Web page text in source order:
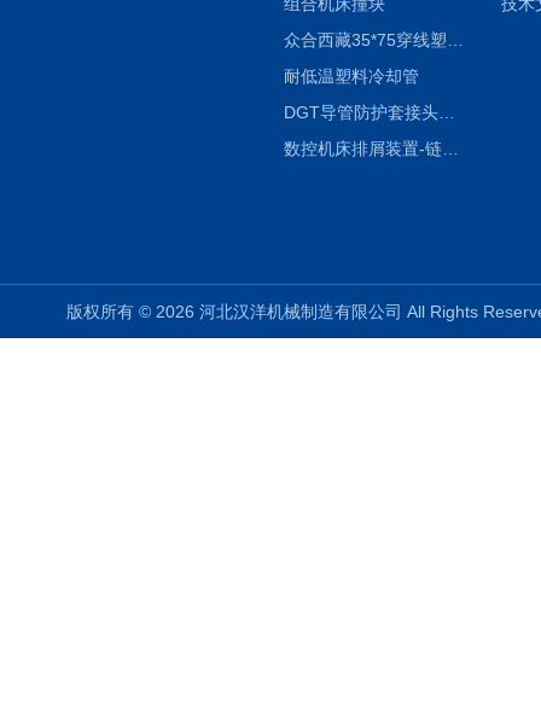
耐低温塑料冷却管
DGT导管防护套接头形式与参数
数控机床排屑装置-链板式排屑机
版权所有 © 2026 河北汉洋机械制造有限公司 All Rights